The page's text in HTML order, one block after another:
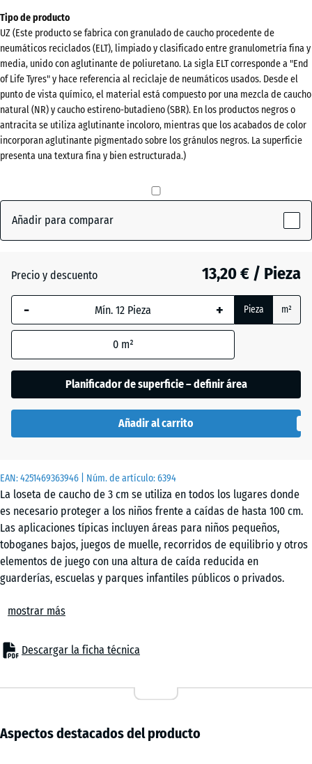
EAN:4251469363946 | Núm. de artículo:6394
La loseta de caucho de 3 cm se utiliza en todos los lugares donde
es necesario proteger a los niños frente a caídas de hasta 100 cm.
Las aplicaciones típicas incluyen áreas para niños pequeños,
toboganes bajos, juegos de muelle, recorridos de equilibrio y otros
elementos de juego con una altura de caída reducida en
guarderías, escuelas y parques infantiles públicos o privados.
rehabilitación donde se requiere un suelo seguro y elástico.
La loseta está fabricada con granulado de caucho ELT ligado con
poliuretano. ELT significa “End of Life Tyres” y se refiere a
usados. En las losetas negras se utiliza un aglutinante transparente,
pigmentado que recubre de color los gránulos negros. La
estructura homogénea, con granulometría media y una densidad
mostrar más
Descargar la ficha técnica
los
colores?
Mostrar
paleta
de
colores
Rojo
ladrillo(active)
Antracita - 0,50 €
pizarra
Verde
+ 0,50 €
Tipo de producto
UZ (Este producto se fabrica con granulado de caucho procedente de
neumáticos reciclados (ELT), limpiado y clasificado entre granulometría fina y
media, unido con aglutinante de poliuretano. La sigla ELT corresponde a "End
of Life Tyres" y hace referencia al reciclaje de neumáticos usados. Desde el
punto de vista químico, el material está compuesto por una mezcla de caucho
natural (NR) y caucho estireno-butadieno (SBR). En los productos negros o
antracita se utiliza aglutinante incoloro, mientras que los acabados de color
incorporan aglutinante pigmentado sobre los gránulos negros. La superficie
presenta una textura fina y bien estructurada.)
Añadir para comparar
Precio y descuento 13,20 € / Pieza
- + Pieza m²
0 m²
Planificador de superficie – definir área
Añadir al carrito
Aspectos destacados del producto